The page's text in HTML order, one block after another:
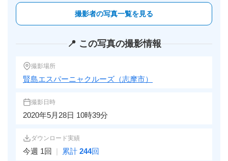
撮影者の写真一覧を見る
📍 この写真の撮影情報
撮影場所
賢島エスパーニャクルーズ（志摩市）
撮影日時
2020年5月28日 10時39分
ダウンロード実績
今週 1回 | 累計 244回